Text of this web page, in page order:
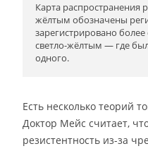
Карта распространения
жёлтым обозначены
зарегистрировано
светло-жёлтым — где
одного.
Есть несколько теорий
Доктор Мейс считает,
резистентность из-за